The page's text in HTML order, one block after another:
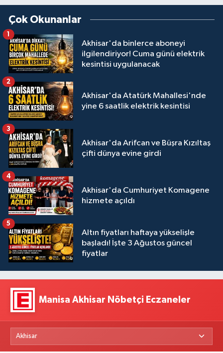
Çok Okunanlar
Akhisar'da binlerce aboneyi
ilgilendiriyor! Cuma günü elektrik
kesintisi uygulanacak
1
Akhisar'da Atatürk Mahallesi'nde
yine 6 saatlik elektrik kesintisi
2
Akhisar'da Arifcan ve Büşra Kızıltaş
çifti dünya evine girdi
3
Akhisar'da Cumhuriyet Komagene
hizmete açıldı
4
Altın fiyatları haftaya yükselişle
başladı! İşte 3 Ağustos güncel
fiyatlar
5
Manisa Akhisar Nöbetçi Eczaneler